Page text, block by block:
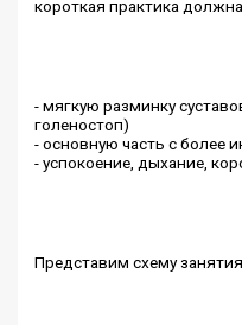
короткая практика
- мягкую разминку
голеностоп)
- основную часть с более
- успокоение, дыхание,
Представим схему